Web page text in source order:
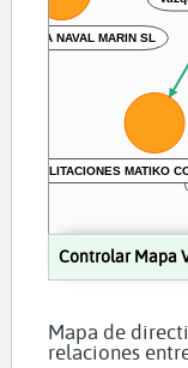
Controlar Mapa
NAVAL MARIN SL
REHABILITACIONES MATIKO
Mapa de
relaciones